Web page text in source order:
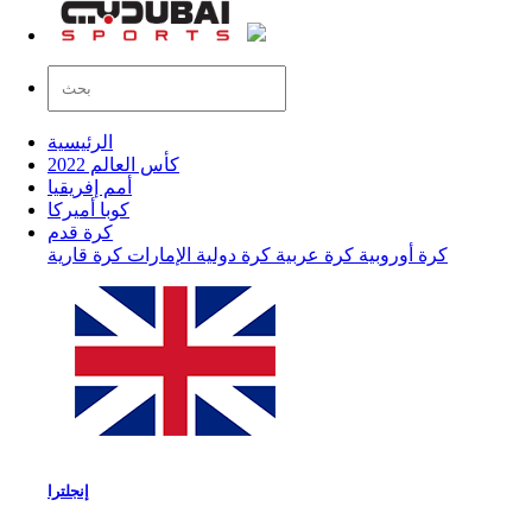
الرئيسية
كأس العالم 2022
أمم إفريقيا
كوبا أميركا
كرة قدم
كرة أوروبية كرة عربية كرة دولية الإمارات كرة قارية
إنجلترا